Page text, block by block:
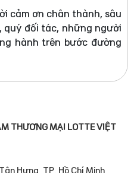
cảm ơn chân thành, sâu
quý đối tác, những người
hành trên bước đường
THƯƠNG MẠI LOTTE VIỆT
Hưng, TP. Hồ Chí Minh